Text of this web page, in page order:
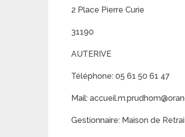
2 Place Pierre Curie
31190
AUTERIVE
Téléphone: 05 61 50 61 47
Mail:
Gestionnaire: Maison de